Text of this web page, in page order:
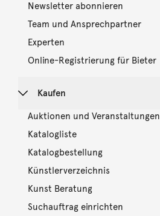
Newsletter abonnieren
Team und Ansprechpartner
Experten
Online-Registrierung für Bieter
Kaufen
Auktionen und Veranstaltungen
Katalogliste
Katalogbestellung
Künstlerverzeichnis
Kunst Beratung
Suchauftrag einrichten